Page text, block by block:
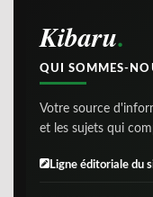
Kibaru
QUI SOMMES-
Votre source
et les sujets qui
Ligne éditoriale du